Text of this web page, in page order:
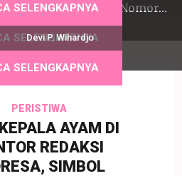
SELENGKAPNYA
SELENGKAPNYA
bawah kolonialisme,…
SELENGKAPNYA
SELENGKAPNYA
Undang-Undang Nomor…
SELENGKAPNYA
SELENGKAPNYA
Devi P. Wihardjo
PERISTIWA
AYAM DI
REDAKSI
SIMBOL